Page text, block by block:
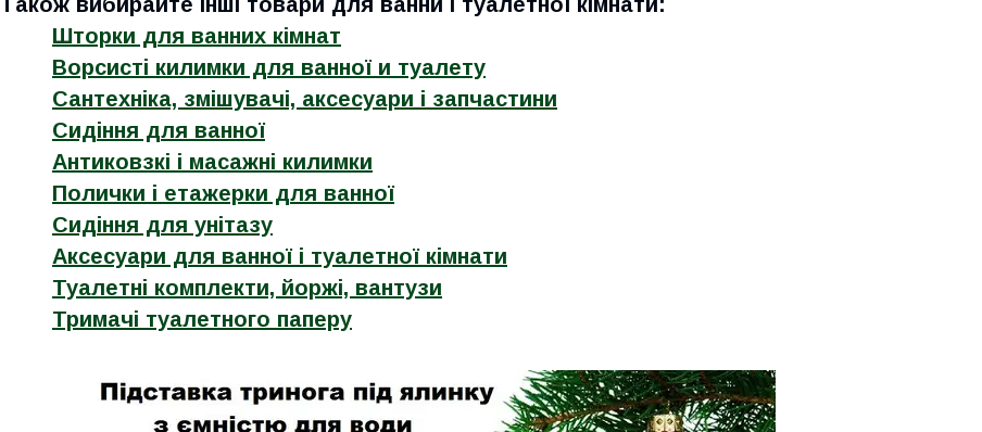
Також вибирайте інші товари для ванни і туалетної кімнати:
Шторки для ванних кімнат
Ворсисті килимки для ванної и туалету
Сантехніка, змішувачі, аксесуари і запчастини
Сидіння для ванної
Антиковзкі і масажні килимки
Полички і етажерки для ванної
Сидіння для унітазу
Аксесуари для ванної і туалетної кімнати
Туалетні комплекти, йоржі, вантузи
Тримачі туалетного паперу